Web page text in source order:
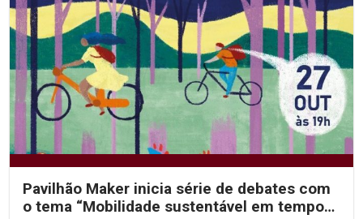
Pavilhão Maker inicia série de debates com
o tema “Mobilidade sustentável em tempos